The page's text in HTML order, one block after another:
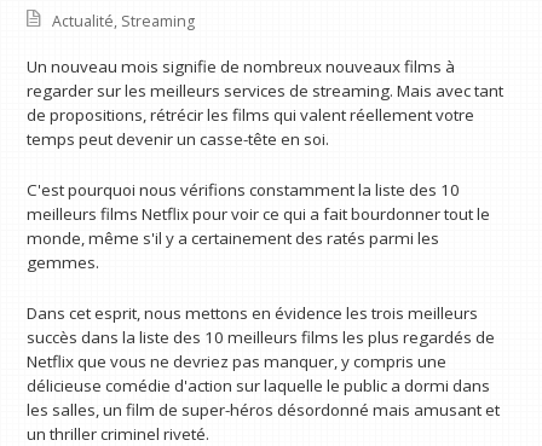
Actualité, Streaming
Un nouveau mois signifie de nombreux nouveaux films à
regarder sur les meilleurs services de streaming. Mais avec tant
de propositions, rétrécir les films qui valent réellement votre
temps peut devenir un casse-tête en soi.
C'est pourquoi nous vérifions constamment la liste des 10
meilleurs films Netflix pour voir ce qui a fait bourdonner tout le
monde, même s'il y a certainement des ratés parmi les
gemmes.
Dans cet esprit, nous mettons en évidence les trois meilleurs
succès dans la liste des 10 meilleurs films les plus regardés de
Netflix que vous ne devriez pas manquer, y compris une
délicieuse comédie d'action sur laquelle le public a dormi dans
les salles, un film de super-héros désordonné mais amusant et
un thriller criminel riveté.